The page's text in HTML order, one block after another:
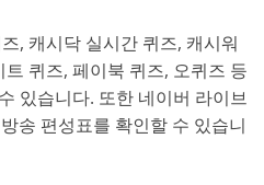
, 캐시닥 실시간 퀴즈, 캐시워
퀴즈, 페이북 퀴즈, 오퀴즈 등
있습니다. 또한 네이버 라이브
송 편성표를 확인할 수 있습니